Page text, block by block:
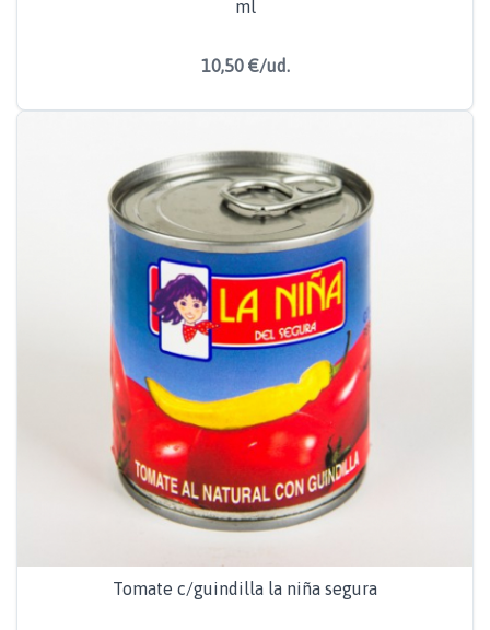
ml
10,50 €/ud.
Tomate c/guindilla la niña segura